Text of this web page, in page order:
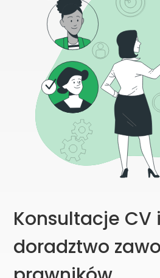
Pełny etat
Konsultacje CV i
doradztwo